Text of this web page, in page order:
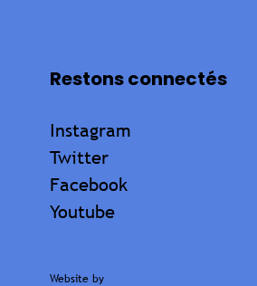
Restons connectés
Instagram
Twitter
Facebook
Youtube
Website by